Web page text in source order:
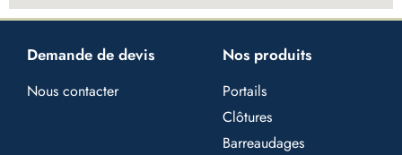
Demande de devis
Nous contacter
Nos produits
Portails
Clôtures
Barreaudages